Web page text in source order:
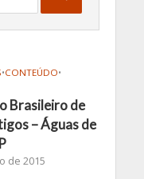
•CONTEÚDO•
Brasileiro de
– Águas de
de 2015